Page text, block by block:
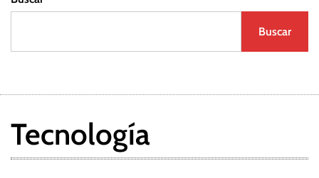
Buscar
Tecnología